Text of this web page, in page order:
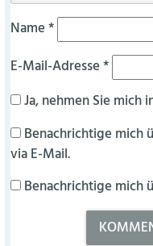
Name*
E-Mail-Adresse*
Ja, nehmen Sie mich
Benachrichtige mich
via E-Mail.
Benachrichtige mich